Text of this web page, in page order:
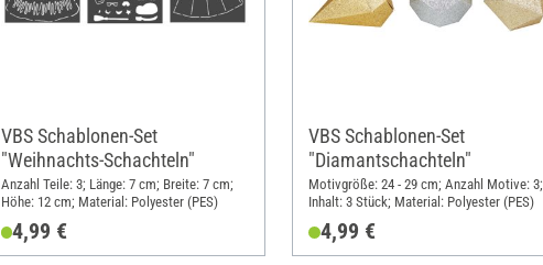
VBS Schablonen-Set
"Weihnachts-Schachteln"
Anzahl Teile: 3; Länge: 7 cm; Breite: 7 cm;
Höhe: 12 cm; Material: Polyester (PES)
4,99 €
VBS Schablonen-Set
"Diamantschachteln"
Motivgröße: 24 - 29 cm; Anzahl Motive: 3;
Inhalt: 3 Stück; Material: Polyester (PES)
4,99 €